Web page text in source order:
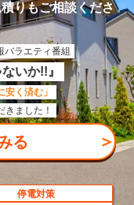
りもご相談くださ
バラエティ番組
いか!!』
安く済む」
きました！
る ＞
停電対策